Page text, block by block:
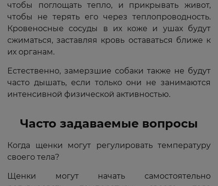
чтобы поглощать тепло, и прикрывать живот,
чтобы не терять его через теплопроводность.
Кровеносные сосуды в их коже и ушах будут
сжиматься, заставляя кровь оставаться ближе к
их органам.
Естественно, замерзшие собаки также не будут
часто дышать, если только они не занимаются
интенсивной физической активностью.
Часто задаваемые вопросы
Когда щенки могут регулировать температуру
своего тела?
Щенки могут начать самостоятельно